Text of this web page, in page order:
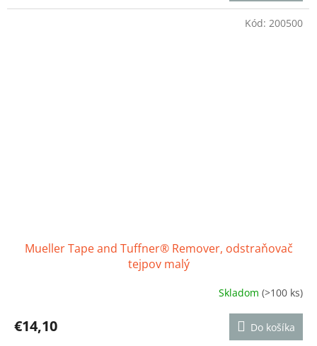
5,0
Mueller Tape and Tuffner® Remover, odstraňovač
tejpov malý
produktu
je
Skladom(>100 ks)
€14,10 Do košíka
Kód: 200500